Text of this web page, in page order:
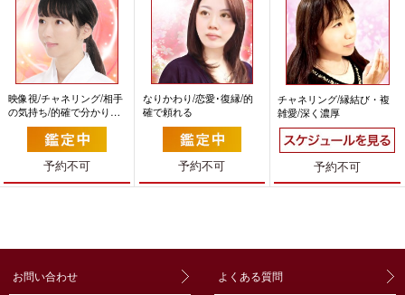
映像視/チャネリング/相手
の気持ち/的確で分かりや
すい
予約不可
なりかわり/恋愛･復縁/的
確で頼れる
予約不可
チャネリング/縁結び・複
雑愛/深く濃厚
予約不可
お問い合わせ よくある質問